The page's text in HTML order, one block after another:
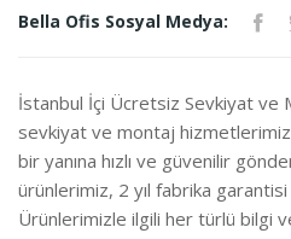
Bella Ofis Sosyal Medya:
İstanbul İçi Ücretsiz Sevkiyat ve
sevkiyat ve montaj
bir yanına hızlı ve güvenilir
ürünlerimiz, 2 yıl fabrika garantisi
Ürünlerimizle ilgili her türlü bilgi